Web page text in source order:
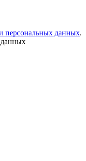
персональных данных.
данных